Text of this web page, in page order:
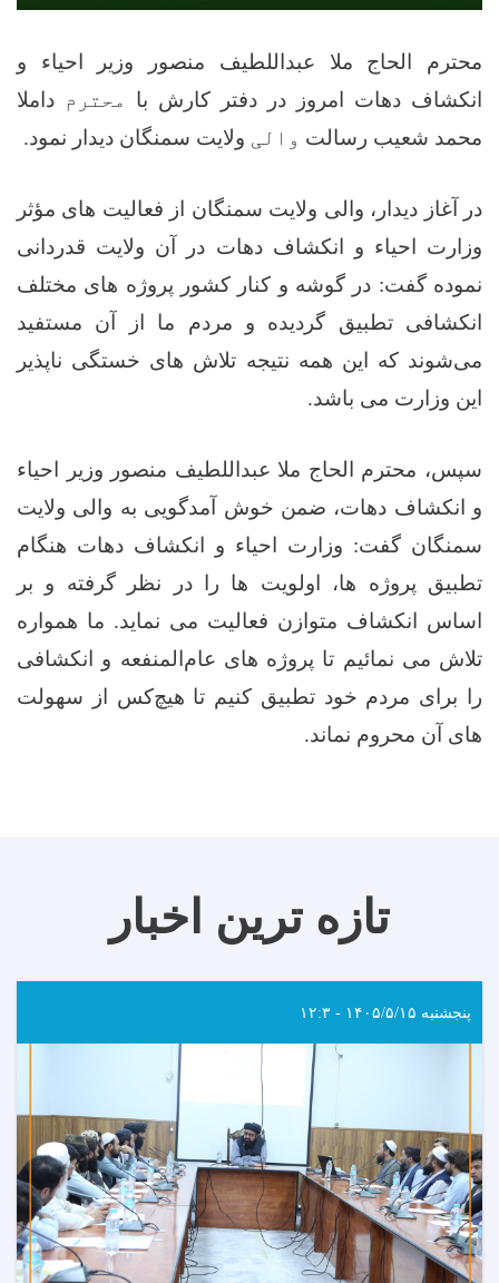
محترم الحاج ملا عبداللطیف منصور وزیر احیاء و
انکشاف دهات امروز در دفتر کارش با
محترم داملا
محمد شعیب رسالت والی ولایت سمنگان دیدار نمود.
در آغاز دیدار، والی ولایت سمنگان از فعالیت‌ های مؤثر
وزارت احیاء و انکشاف دهات در آن ولایت قدردانی
نموده گفت: در گوشه و کنار کشور پروژه ‌های مختلف
انکشافی تطبیق گردیده و مردم ما از آن مستفید
می‌شوند که این همه نتیجه تلاش ‌های خستگی ‌ناپذیر
این وزارت می ‌باشد.
سپس، محترم الحاج ملا عبداللطیف منصور وزیر احیاء
و انکشاف دهات، ضمن خوش ‌آمدگویی به والی ولایت
سمنگان گفت: وزارت احیاء و انکشاف دهات هنگام
تطبیق پروژه‌ ها، اولویت‌ ها را در نظر گرفته و بر
اساس انکشاف متوازن فعالیت می ‌نماید. ما همواره
تلاش می‌ نمائیم تا پروژه‌ های عام‌المنفعه و انکشافی
را برای مردم خود تطبیق کنیم تا هیچ‌کس از سهولت‌
های آن محروم نماند.
تازه ترین اخبار
پنجشنبه ۱۴۰۵/۵/۱۵ - ۱۲:۳